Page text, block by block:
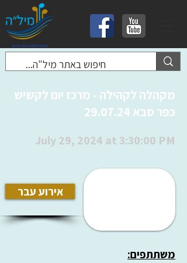
מקהלה לקהילה - מרכז יום לקשיש
כפר סבא 29.07.24
July 29, 2024 at 3:30:00 PM
אירוע עבר
משתתפים: